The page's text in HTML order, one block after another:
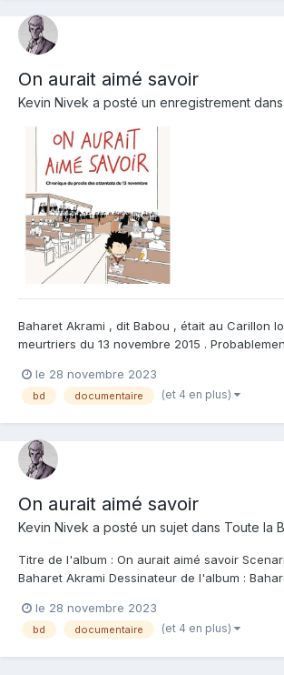
On aurait aimé savoir
Kevin Nivek a posté un enregistrement dans
Baharet Akrami , dit Babou , était au Carillon
meurtriers du 13 novembre 2015 .
témoin , elle s'est constituée partie civil afin
procès . Elle délivre un journal quotidien...
le 28 novembre 2023
bd documentaire (et 4 en plus)
On aurait aimé savoir
Kevin Nivek a posté un sujet dans Toute la
Titre de l'album : On aurait aimé savoir
Baharet Akrami Dessinateur de l'album :
Résumé de l'album : Septembre 2021, le
13 novembre 2015 débute à...
le 28 novembre 2023
bd documentaire (et 4 en plus)